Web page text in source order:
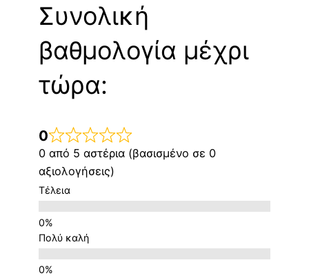
Συνολική
βαθμολογία μέχρι
τώρα:
0
0 από 5 αστέρια (βασισμένο σε 0
αξιολογήσεις)
Τέλεια
Πολύ καλή